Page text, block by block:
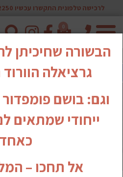
לרכישה טלפונית התקשרו עכשיו 03-9522250 או כתבו בווצאפ
טלפון
0
הבשורה שחיכיתן
גרציאלה
וגם: בושם
ייחודי שמתאים
אל תחכו –